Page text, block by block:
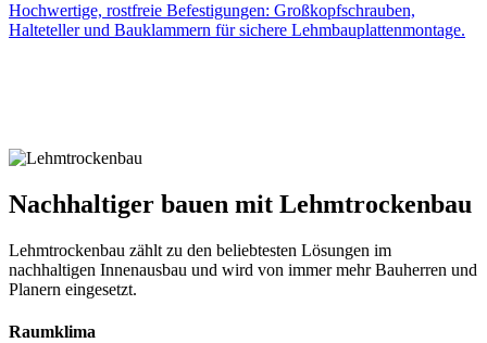
Hochwertige, rostfreie Befestigungen: Großkopfschrauben,
Halteteller und Bauklammern für sichere Lehmbauplattenmontage.
Nachhaltiger bauen mit Lehmtrockenbau
Lehmtrockenbau zählt zu den beliebtesten Lösungen im
nachhaltigen Innenausbau und wird von immer mehr Bauherren und
Planern eingesetzt.
Raumklima